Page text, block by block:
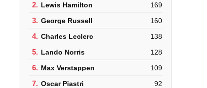
2. Lewis Hamilton 169
3. George Russell 160
4. Charles Leclerc 138
5. Lando Norris 128
6. Max Verstappen 109
7. Oscar Piastri 92